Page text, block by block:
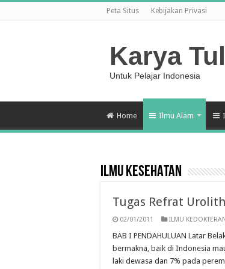
Peta Situs Kebijakan Privasi
Karya
Untuk Pelajar Indonesia
Home Ilmu Alam
ILMU KESEHATAN
Tugas Refrat
02/01/2011 ILMU
BAB I PENDAHULUAN Latar
bermakna, baik di Indonesia
laki dewasa dan 7% pada